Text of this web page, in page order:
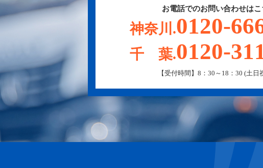
お電話でのお問い合わせはこ
神奈川.0120-
千 葉.0120-
【受付時間】8：30～18：30 (土日